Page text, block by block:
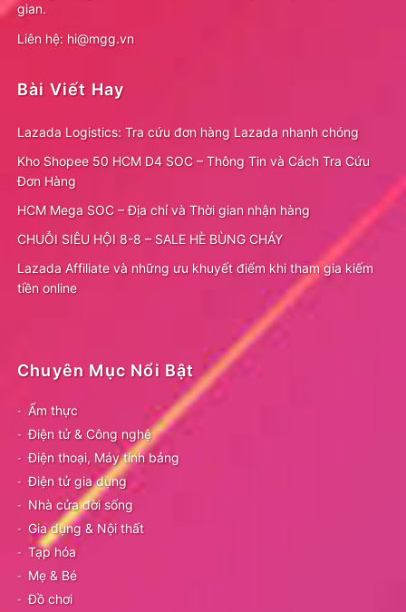
gian.
Liên hệ: hi@mgg.vn
Bài Viết Hay
Lazada Logistics: Tra cứu đơn hàng Lazada nhanh chóng
Kho Shopee 50 HCM D4 SOC – Thông Tin và Cách Tra Cứu
Đơn Hàng
HCM Mega SOC – Địa chỉ và Thời gian nhận hàng
CHUỖI SIÊU HỘI 8-8 – SALE HÈ BÙNG CHÁY
Lazada Affiliate và những ưu khuyết điểm khi tham gia kiếm
tiền online
Chuyên Mục Nổi Bật
Ẩm thực
Điện tử & Công nghệ
Điện thoại, Máy tính bảng
Điện tử gia dụng
Nhà cửa đời sống
Gia dụng & Nội thất
Tạp hóa
Mẹ & Bé
Đồ chơi